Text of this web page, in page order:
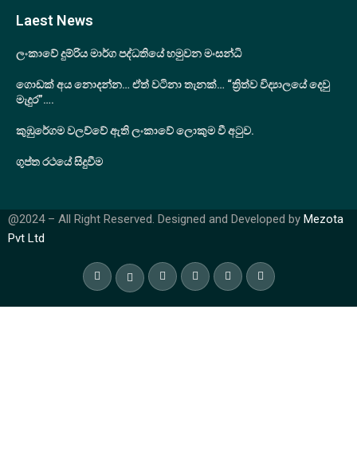
Laest News
ලංකාවේ දුම්රිය මාර්ග පද්ධතියේ හමුවන මංසන්ධි
ගොඩක් අය නොදන්න… ඒත් වටිනා තැනක්… “ත්‍රිත්ව විද්‍යාලයේ දෙවු
මැදුර”….
කුඹුරේගම වලව්වේ ඇති ලංකාවේ ලොකුම වී අටුව.
ගුප්ත රථයේ සිදුවීම
@2024 – All Right Reserved. Designed and Developed by Mezota
Pvt Ltd